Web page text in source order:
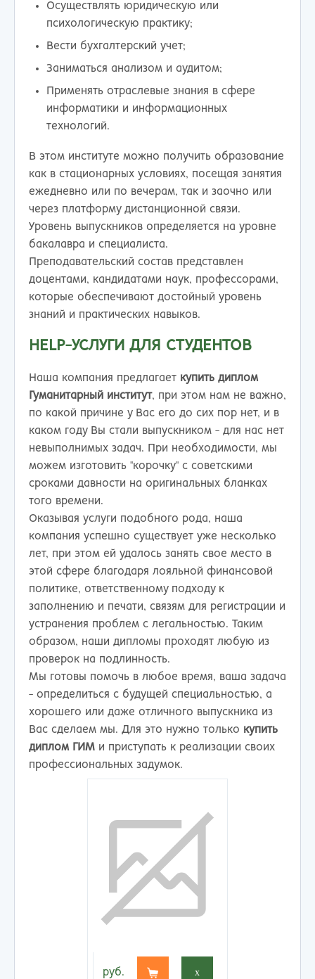
Осуществлять юридическую или
психологическую практику;
Вести бухгалтерский учет;
Заниматься анализом и аудитом;
Применять отраслевые знания в сфере
информатики и информационных
технологий.
В этом институте можно получить образование
как в стационарных условиях, посещая занятия
ежедневно или по вечерам, так и заочно или
через платформу дистанционной связи.
Уровень выпускников определяется на уровне
бакалавра и специалиста.
Преподавательский состав представлен
доцентами, кандидатами наук, профессорами,
которые обеспечивают достойный уровень
знаний и практических навыков.
HELP-УСЛУГИ ДЛЯ СТУДЕНТОВ
Наша компания предлагает купить диплом
Гуманитарный институт, при этом нам не важно,
по какой причине у Вас его до сих пор нет, и в
каком году Вы стали выпускником - для нас нет
невыполнимых задач. При необходимости, мы
можем изготовить "корочку" с советскими
сроками давности на оригинальных бланках
того времени.
Оказывая услуги подобного рода, наша
компания успешно существует уже несколько
лет, при этом ей удалось занять свое место в
этой сфере благодаря лояльной финансовой
политике, ответственному подходу к
заполнению и печати, связям для регистрации и
устранения проблем с легальностью. Таким
образом, наши дипломы проходят любую из
проверок на подлинность.
Мы готовы помочь в любое время, ваша задача
- определиться с будущей специальностью, а
хорошего или даже отличного выпускника из
Вас сделаем мы. Для это нужно только купить
диплом ГИМ и приступать к реализации своих
профессиональных задумок.
руб. x